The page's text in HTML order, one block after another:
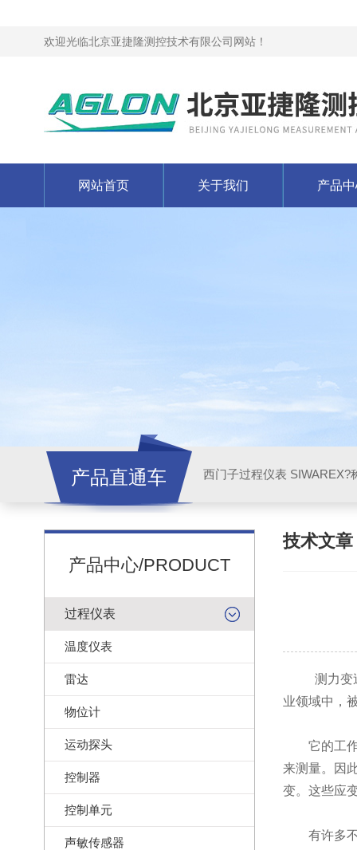
欢迎光临北京亚捷隆测控技术有限公司网站！
网站首页 关于我们 产品
产品直通车 西门子过程仪表 SIWAREX?
产品中心/PRODUCT
过程仪表
温度仪表
雷达
物位计
运动探头
控制器
控制单元
声敏传感器
技术文章
测力变
业领域中，
它的工作
来测量。因
变。这些应
有许多不